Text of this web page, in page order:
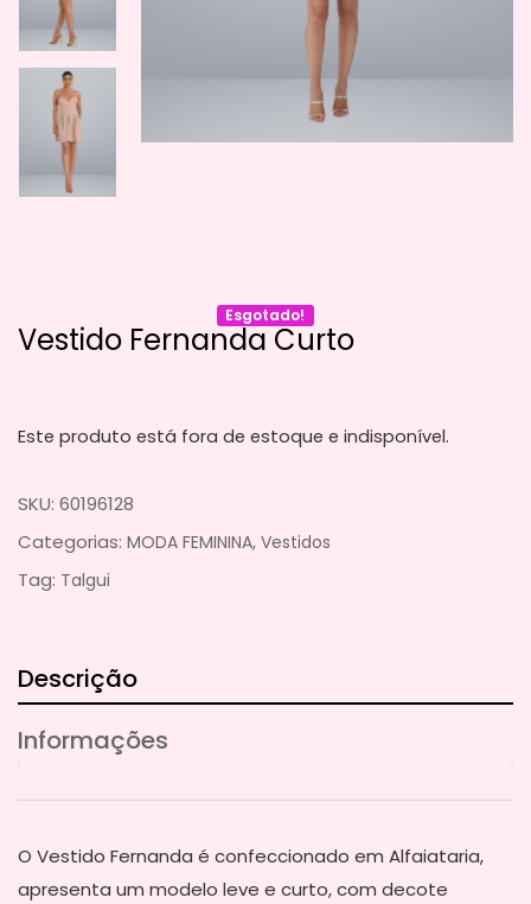
Esgotado!
Vestido Fernanda Curto
Este produto está fora de estoque e indisponível.
SKU: 60196128
Categorias: MODA FEMININA, Vestidos
Tag: Talgui
Descrição
Informações
O Vestido Fernanda é confeccionado em Alfaiataria,
apresenta um modelo leve e curto, com decote